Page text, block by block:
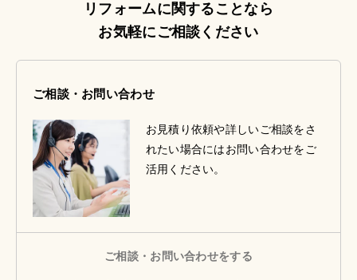
リフォームに関することなら
お気軽にご相談ください
ご相談・お問い合わせ
お見積り依頼や詳しいご相談をさ
れたい場合にはお問い合わせをご
活用ください。
ご相談・お問い合わせをする